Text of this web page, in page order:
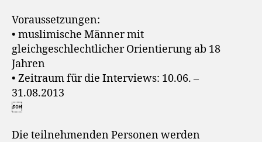
Voraussetzungen:
• muslimische Männer mit
gleichgeschlechtlicher Orientierung ab 18
Jahren
• Zeitraum für die Interviews: 10.06. –
31.08.2013

Die teilnehmenden Personen werden